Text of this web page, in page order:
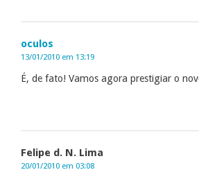
oculos
13/01/2010 em 13:19
É, de fato! Vamos agora prestigiar o
Felipe d. N. Lima
20/01/2010 em 03:08